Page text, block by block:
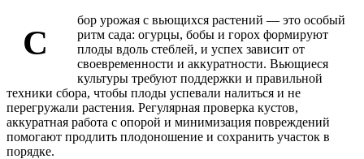
С
бор урожая с вьющихся растений — это особый
ритм сада: огурцы, бобы и горох формируют
плоды вдоль стеблей, и успех зависит от
своевременности и аккуратности. Вьющиеся
культуры требуют поддержки и правильной
техники сбора, чтобы плоды успевали налиться и не
перегружали растения. Регулярная проверка кустов,
аккуратная работа с опорой и минимизация повреждений
помогают продлить плодоношение и сохранить участок в
порядке.